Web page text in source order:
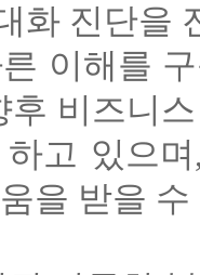
화 진단을
이해를
후 비즈니
고 있으
을 받을